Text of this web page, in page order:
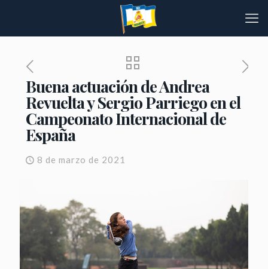
Buena actuación de Andrea
Revuelta y Sergio Parriego en el
Campeonato Internacional de
España
8 de marzo de 2021